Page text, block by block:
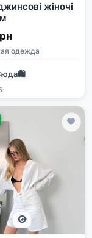
🇺🇦
жіночі
одежда